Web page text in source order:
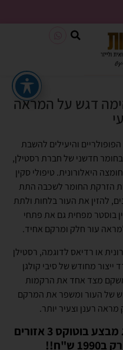
דגש על המראה
והיעילים להשבת
חדשני של חברת רסטילן,
היאלורונית. טיפולי סקין
הזרקת החומר לשכבה התת
להזין את העור בלחות ולתת
בוסטר מפחית גם את פתחי
עור חלק ומרקם אחיד.
או רדיאס לדוגמה, רסטילן
ייצור מחודש של סיבי קולגן
מצד אחד את הרקמות
של העור ומשפר את המרקם
רענן וצעיר יותר.
קליניקת ניחוחות גאים להציג מבצע בוטוקס 3 אזורים
ש"ח!!